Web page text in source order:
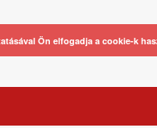
Ön elfogadja a cookie-k